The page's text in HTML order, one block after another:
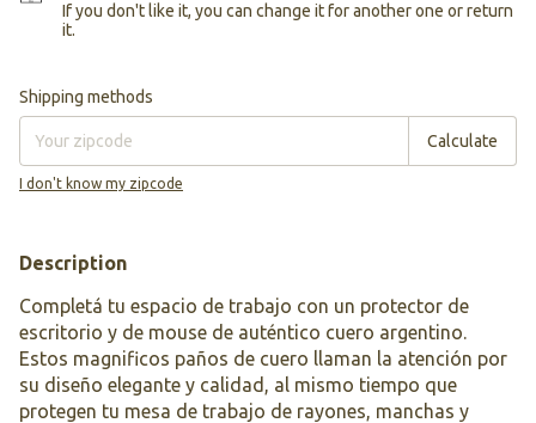
If you don't like it, you can change it for another one or return
it.
Shipping for zipcode:
Shipping methods
Calculate
I don't know my zipcode
Description
Completá tu espacio de trabajo con un protector de
escritorio y de mouse de auténtico cuero argentino.
Estos magnificos paños de cuero llaman la atención por
su diseño elegante y calidad, al mismo tiempo que
protegen tu mesa de trabajo de rayones, manchas y